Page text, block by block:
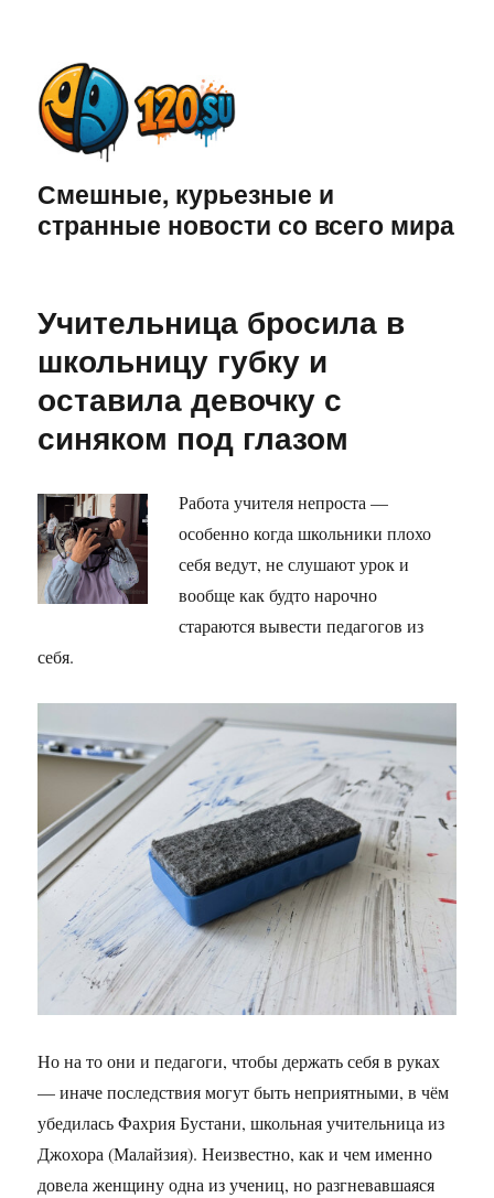
Смешные, курьезные и
странные новости со всего мира
Учительница бросила в
школьницу губку и
оставила девочку с
синяком под глазом
Работа учителя непроста —
особенно когда школьники плохо
себя ведут, не слушают урок и
вообще как будто нарочно
стараются вывести педагогов из
себя.
Но на то они и педагоги, чтобы держать себя в руках
— иначе последствия могут быть неприятными, в чём
убедилась Фахрия Бустани, школьная учительница из
Джохора (Малайзия). Неизвестно, как и чем именно
довела женщину одна из учениц, но разгневавшаяся